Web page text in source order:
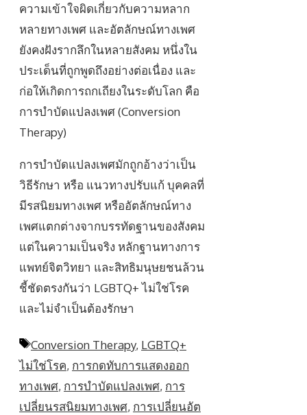
ความเข้าใจผิดเกี่ยวกับความหลาก
หลายทางเพศ และอัตลักษณ์ทางเพศ
ยังคงฝังรากลึกในหลายสังคม หนึ่งใน
ประเด็นที่ถูกพูดถึงอย่างต่อเนื่อง และ
ก่อให้เกิดการถกเถียงในระดับโลก คือ
การบำบัดแปลงเพศ (Conversion
Therapy)
การบำบัดแปลงเพศมักถูกอ้างว่าเป็น
วิธีรักษา หรือ แนวทางปรับแก้ บุคคลที่
มีรสนิยมทางเพศ หรืออัตลักษณ์ทาง
เพศแตกต่างจากบรรทัดฐานของสังคม
แต่ในความเป็นจริง หลักฐานทางการ
แพทย์จิตวิทยา และสิทธิมนุษยชนล้วน
ชี้ชัดตรงกันว่า LGBTQ+ ไม่ใช่โรค
และไม่จำเป็นต้องรักษา
Tags
Conversion Therapy, LGBTQ+
ไม่ใช่โรค, การกดทับการแสดงออก
ทางเพศ, การบำบัดแปลงเพศ, การ
เปลี่ยนรสนิยมทางเพศ, การเปลี่ยนอัต